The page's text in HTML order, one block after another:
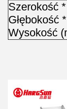
Szerokość *
Głębokość *
Wysokość